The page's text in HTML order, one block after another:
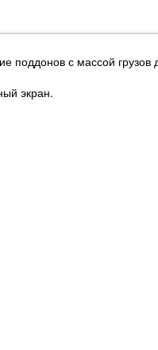
поддонов с массой грузов
экран.